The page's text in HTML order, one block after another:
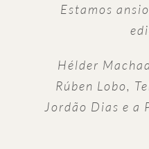
Estamos
Hélder
Rúben Lobo,
Jordão Dias e a